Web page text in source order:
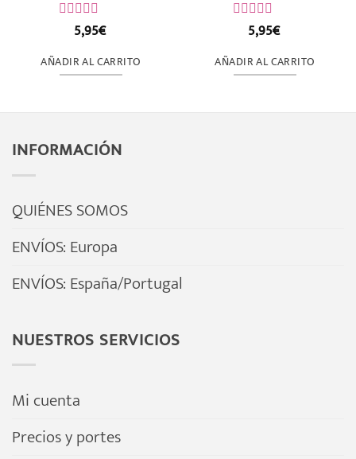
Valorado
de
5
5,95€
AÑADIR AL CARRITO
Valorado
de
5
5,95€
AÑADIR AL CARRITO
INFORMACIÓN
QUIÉNES SOMOS
ENVÍOS: Europa
ENVÍOS: España/Portugal
NUESTROS SERVICIOS
Mi cuenta
Precios y portes